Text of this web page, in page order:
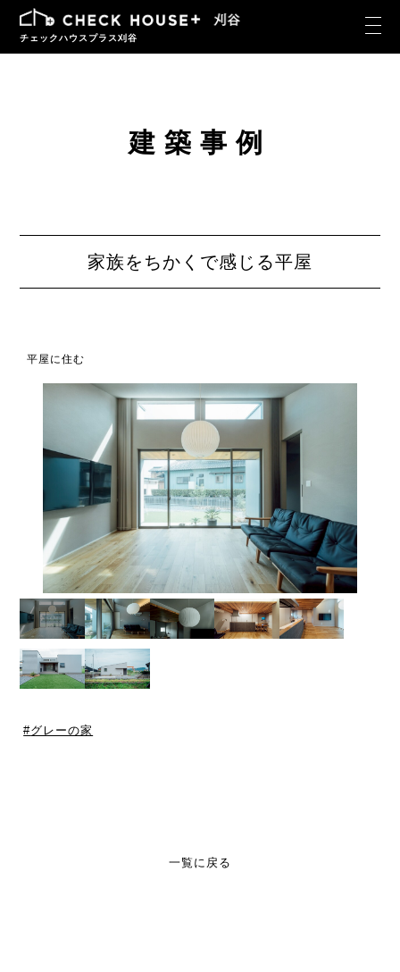
チェックハウスプラス刈谷
建築事例
家族をちかくで感じる平屋
平屋に住む
グレーの家
一覧に戻る